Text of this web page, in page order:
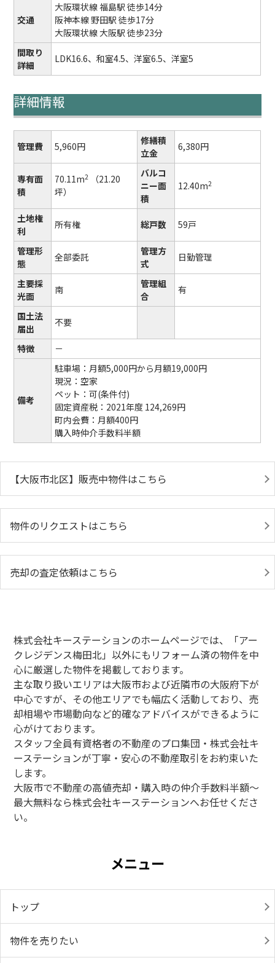
交通
大阪環状線 福島駅 徒歩14分
阪神本線 野田駅 徒歩17分
大阪環状線 大阪駅 徒歩23分
間取り
詳細
LDK16.6、和室4.5、洋室6.5、洋室5
詳細情報
管理費 5,960円
修繕積
立金
6,380円
専有面
積
70.11m2
（21.20
坪）
バルコ
ニー面
積
12.40m2
土地権
利
所有権 総戸数 59戸
管理形
態
全部委託
管理方
式
日勤管理
主要採
光面
南
管理組
合
有
国土法
届出
不要
特徴 －
備考
駐車場：月額5,000円から月額19,000円
現況：空家
ペット：可(条件付)
固定資産税：2021年度 124,269円
町内会費：月額400円
購入時仲介手数料半額
【大阪市北区】販売中物件はこちら
物件のリクエストはこちら
売却の査定依頼はこちら
株式会社キーステーションのホームページでは、「アー
クレジデンス梅田北」以外にも リフォーム済の物件を中
心に厳選した物件を掲載しております。
主な取り扱いエリアは大阪市および近隣市の大阪府下が
中心ですが、その他エリアでも幅広く活動しており、売
却相場や市場動向など的確なアドバイスができるように
心がけております。
スタッフ全員有資格者の不動産のプロ集団・株式会社キ
ーステーションが丁寧・安心の不動産取引をお約束いた
します。
大阪市で不動産の高値売却・購入時の仲介手数料半額～
最大無料なら株式会社キーステーションへお任せくださ
い。
メニュー
トップ
物件を売りたい